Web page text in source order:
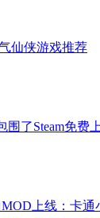
仙侠游戏推荐
围了Steam免费
上线：卡